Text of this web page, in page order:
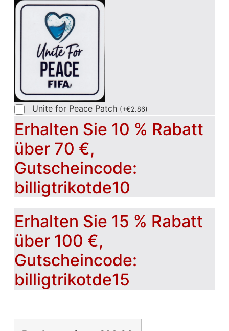
Unite for Peace Patch (+€2.86)
Erhalten Sie 10 % Rabatt
über 70 €,
Gutscheincode:
billigtrikotde10
Erhalten Sie 15 % Rabatt
über 100 €,
Gutscheincode:
billigtrikotde15